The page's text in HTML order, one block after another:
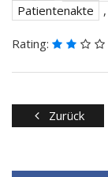
Patientenakte
,
Rating:
Zurück